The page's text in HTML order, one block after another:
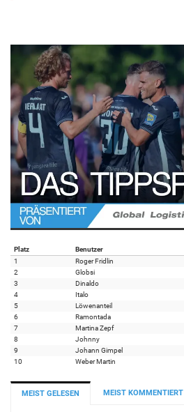
Platz Benutzer
1
Roger Fridlin
2
Globsi
3
Dinaldo
4
Italo
5
Löwenanteil
6
Ramontada
7
Martina Zepf
8
Johnny
9
Johann Gimpel
10
Weber Martin
MEIST GELESEN MEIST KOMMENTIERT